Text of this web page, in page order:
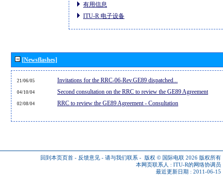
有用信息
ITU-R 电子设备
[Newsflashes]
21/06/05 Invitations for the RRC-06-Rev.GE89 dispatched...
04/10/04 Second consultation on the RRC to review the GE89 Agreement
02/08/04 RRC to review the GE89 Agreement - Consultation
回到本页页首 - 反馈意见 - 请与我们联系 - 版权 © 国际电联 2026 版权所有
本网页联系人 : ITU-R的网络协调员
最近更新日期 : 2011-06-15